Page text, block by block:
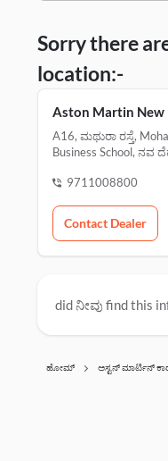
Sorry there
location:-
Aston Martin New
A16, ಮಥುರಾ ರಸ್ತೆ,
Business School,
9711008800
Contact Dealer
did ನೀವು find this
ಹೋಮ್ ಅಸ್ಟನ್ ಮಾರ್ಟಿನ್